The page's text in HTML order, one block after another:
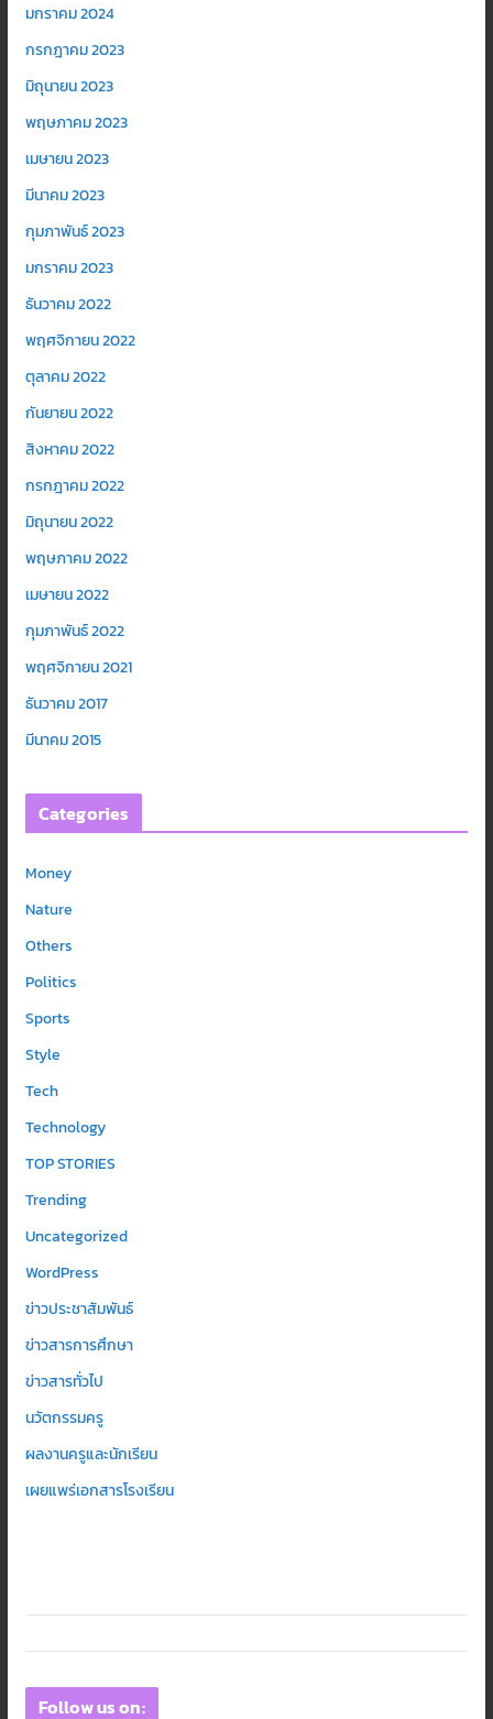
มกราคม 2024
กรกฎาคม 2023
มิถุนายน 2023
พฤษภาคม 2023
เมษายน 2023
มีนาคม 2023
กุมภาพันธ์ 2023
มกราคม 2023
ธันวาคม 2022
พฤศจิกายน 2022
ตุลาคม 2022
กันยายน 2022
สิงหาคม 2022
กรกฎาคม 2022
มิถุนายน 2022
พฤษภาคม 2022
เมษายน 2022
กุมภาพันธ์ 2022
พฤศจิกายน 2021
ธันวาคม 2017
มีนาคม 2015
Categories
Money
Nature
Others
Politics
Sports
Style
Tech
Technology
TOP STORIES
Trending
Uncategorized
WordPress
ข่าวประชาสัมพันธ์
ข่าวสารการศึกษา
ข่าวสารทั่วไป
นวัตกรรมครู
ผลงานครูและนักเรียน
เผยแพร่เอกสารโรงเรียน
Follow us on: